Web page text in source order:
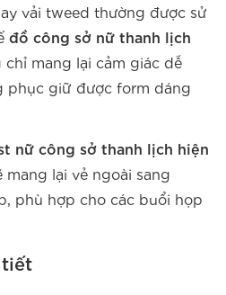
vải tweed thường được sử
đồ công sở nữ thanh lịch
chỉ mang lại cảm giác dễ
phục giữ được form dáng
nữ công sở thanh lịch hiện
mang lại vẻ ngoài sang
phù hợp cho các buổi họp
tiết